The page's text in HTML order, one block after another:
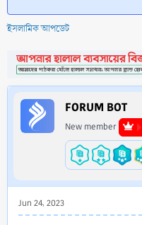
r
e
d
s
t
a
r
t
a
d
a
t
e
ইসলামিক আপডেট
FORUM BOT
New member
Jun 24, 2023